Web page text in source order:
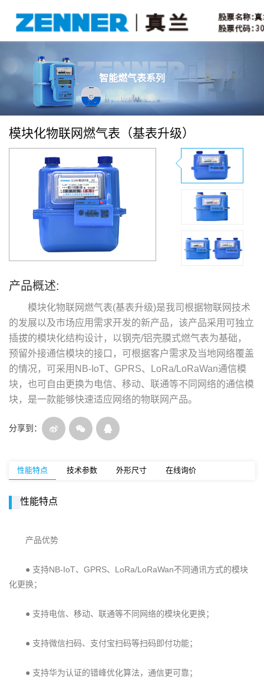
智能燃气表系列
模块化物联网燃气表（基表升级）
产品概述:
模块化物联网燃气表(基表升级)是我司根据物联网技术
的发展以及市场应用需求开发的新产品，该产品采用可独立
插拔的模块化结构设计，以钢壳/铝壳膜式燃气表为基础，
预留外接通信模块的接口，可根据客户需求及当地网络覆盖
的情况，可采用NB-IoT、GPRS、LoRa/LoRaWan通信模
块，也可自由更换为电信、移动、联通等不同网络的通信模
块，是一款能够快速适应网络的物联网产品。
分享到：
性能特点 技术参数 外形尺寸 在线询价
性能特点
产品优势
● 支持NB-IoT、GPRS、LoRa/LoRaWan不同通讯方式的模块
化更换；
● 支持电信、移动、联通等不同网络的模块化更换；
● 支持微信扫码、支付宝扫码等扫码即付功能；
● 支持华为认证的错峰优化算法，通信更可靠；